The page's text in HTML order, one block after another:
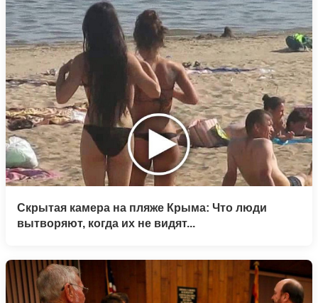
Скрытая камера на пляже Крыма: Что люди
вытворяют, когда их не видят...